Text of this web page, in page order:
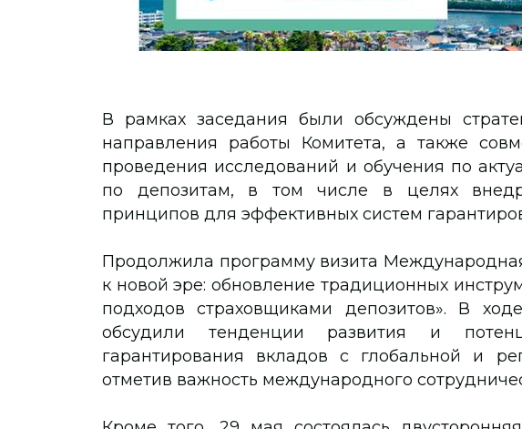
В рамках заседания были обсуждены
направления работы Комитета, а также
проведения исследований и обучения по
по депозитам, в том числе в целях
принципов для эффективных систем
Продолжила программу визита
к новой эре: обновление традиционных
подходов страховщиками депозитов». В
обсудили тенденции развития и
гарантирования вкладов с глобальной и
отметив важность международного